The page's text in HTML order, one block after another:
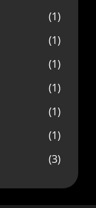
(1)
(1)
(1)
(1)
(1)
(1)
(3)